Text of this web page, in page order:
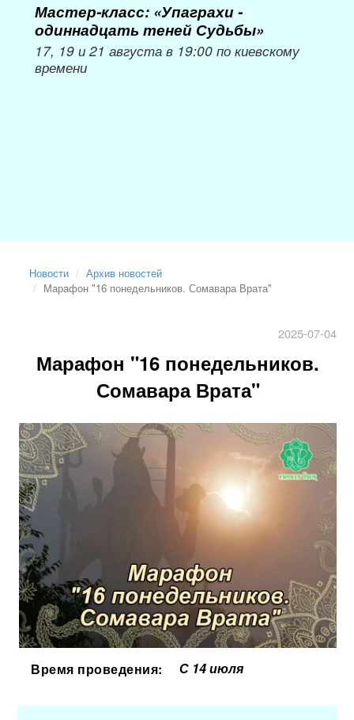
Мастер-класс: «Упаграхи -
одиннадцать теней Судьбы»
17, 19 и 21 августа в 19:00 по киевскому
времени
Новости
Архив новостей
Марафон "16 понедельников. Сомавара Врата"
2025-07-04
Марафон "16 понедельников.
Сомавара Врата"
Время проведения: С 14 июля